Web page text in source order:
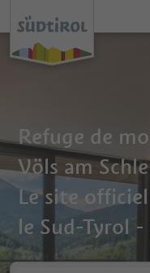
Refuge de
Völs am
Le site officiel
le Sud-Tyrol